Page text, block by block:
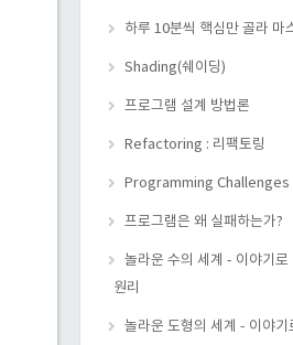
하루 10분씩 핵심만 골라 마
Shading(쉐이딩)
프로그램 설계 방법론
Refactoring : 리팩토링
Programming Challenges
프로그램은 왜 실패하는가?
놀라운 수의 세계 - 이야기로
원리
놀라운 도형의 세계 - 이야기